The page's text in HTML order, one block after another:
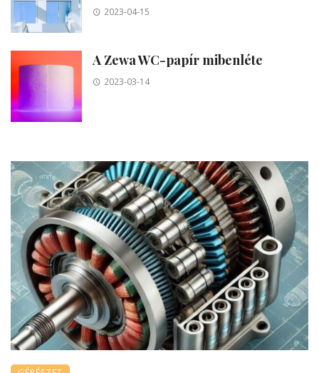
2023-04-15
A Zewa WC-papír mibenléte
2023-03-14